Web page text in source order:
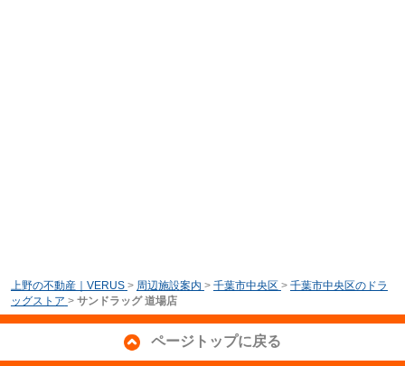
上野の不動産｜VERUS > 周辺施設案内 > 千葉市中央区 > 千葉市中央区のドラ
ッグストア > サンドラッグ 道場店
ページトップに戻る